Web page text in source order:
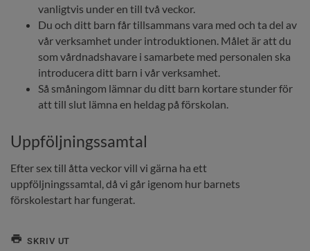
vanligtvis under en till två veckor.
Du och ditt barn får tillsammans vara med och ta del av
vår verksamhet under introduktionen. Målet är att du
som vårdnadshavare i samarbete med personalen ska
introducera ditt barn i vår verksamhet.
Så småningom lämnar du ditt barn kortare stunder för
att till slut lämna en heldag på förskolan.
Uppföljningssamtal
Efter sex till åtta veckor vill vi gärna ha ett
uppföljningssamtal, då vi går igenom hur barnets
förskolestart har fungerat.
SKRIV UT